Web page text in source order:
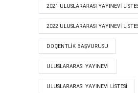
2021 ULUSLARARASI YAYINEVI
2022 ULUSLARARASI YAYINEVI
DOÇENTLIK BAŞVURUSU
ULUSLARARASI YAYINEVI
ULUSLARARASI YAYINEVI LISTESI